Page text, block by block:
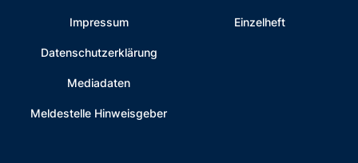
Impressum
Datenschutzerklärung
Mediadaten
Meldestelle Hinweisgeber
Einzelheft